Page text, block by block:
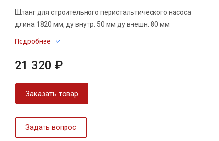
Шланг для строительного перистальтического насоса
длина 1820 мм, ду внутр. 50 мм ду внешн. 80 мм
Подробнее
21 320 ₽
Заказать товар
Задать вопрос